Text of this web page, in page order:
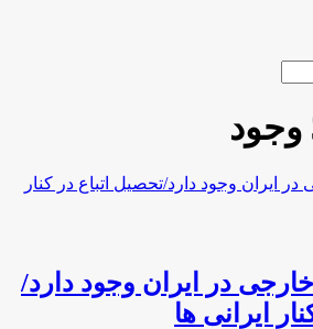
خارجی در ایران وجود دارد/
ایرانی ها